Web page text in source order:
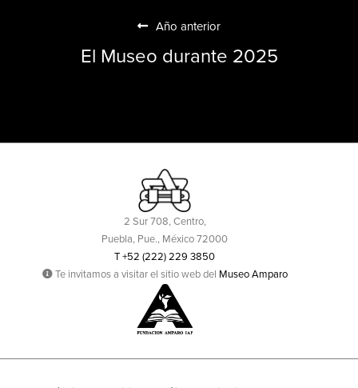
Año anterior
El Museo durante 2025
2 Sur 708, Centro,
Puebla, Pue., México 72000
T +52 (222) 229 3850
Te invitamos a visitar el sitio web del Museo Amparo